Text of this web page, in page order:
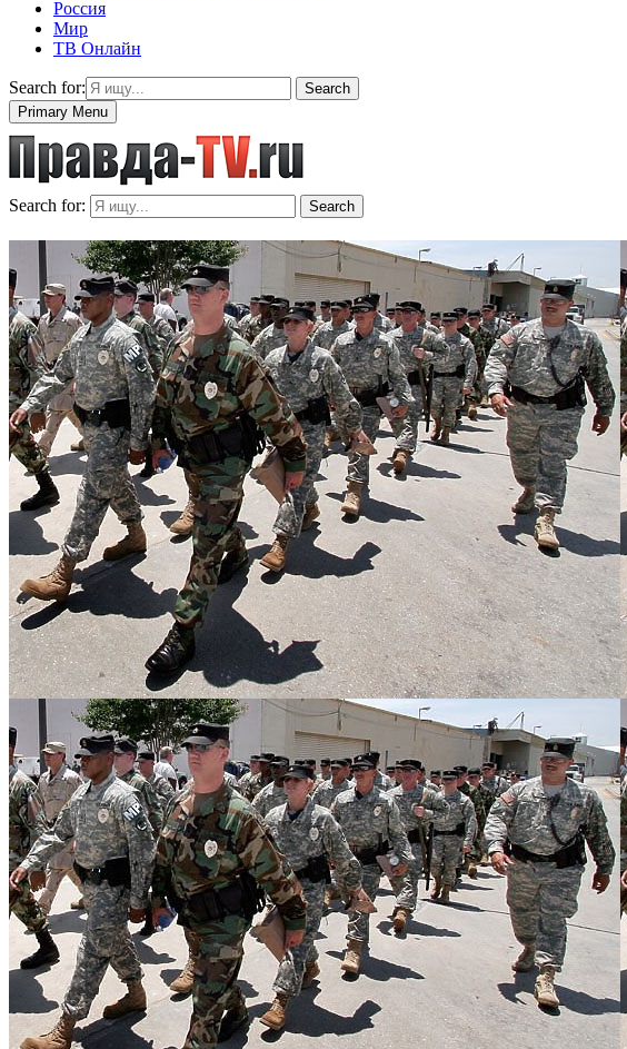
Россия
Мир
ТВ Онлайн
Search for:
Search
Primary Menu
Search for: Search